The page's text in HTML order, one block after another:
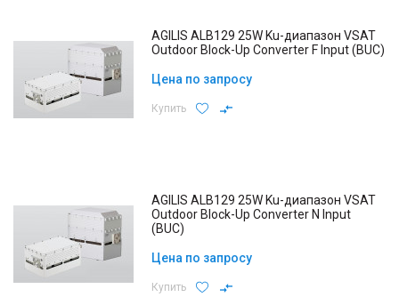
AGILIS ALB129 25W Ku-диапазон VSAT
Outdoor Block-Up Converter F Input (BUC)
Цена по запросу
Купить
AGILIS ALB129 25W Ku-диапазон VSAT
Outdoor Block-Up Converter N Input
(BUC)
Цена по запросу
Купить